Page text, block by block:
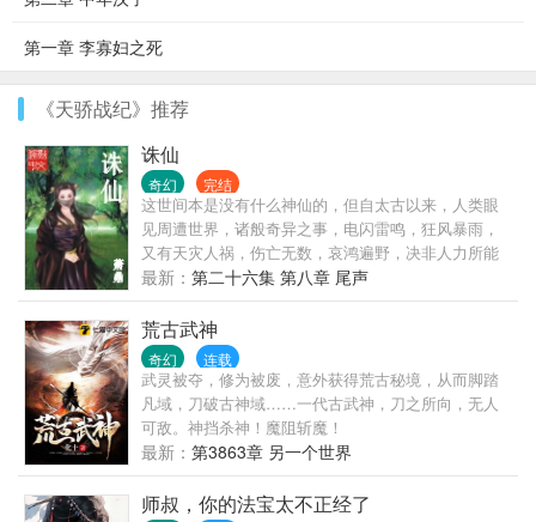
第一章 李寡妇之死
《天骄战纪》推荐
诛仙
奇幻 完结
这世间本是没有什么神仙的，但自太古以来，人类眼
见周遭世界，诸般奇异之事，电闪雷鸣，狂风暴雨，
又有天灾人祸，伤亡无数，哀鸿遍野，决非人力所能
为，所能抵挡。遂以为九天之上，有诸般神灵，九幽
之下，亦是阴魂归处，阎罗殿堂。于是神仙之说，流
传于世。无数人类子民，诚心叩拜，向着自己臆想创
造出的各种神明顶礼膜拜，祈福诉苦，香火鼎盛……
方今之世，正道大昌，邪魔退避......
最新： 第二十六集 第八章 尾声
荒古武神
奇幻 连载
武灵被夺，修为被废，意外获得荒古秘境，从而脚踏
凡域，刀破古神域……一代古武神，刀之所向，无人
可敌。神挡杀神！魔阻斩魔！
最新： 第3863章 另一个世界
师叔，你的法宝太不正经了